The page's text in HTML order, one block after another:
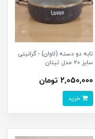
تابه دو دسته (لاوان) - گرانیتی
سایز 20 مدل تیتان
2,050,000 تومان